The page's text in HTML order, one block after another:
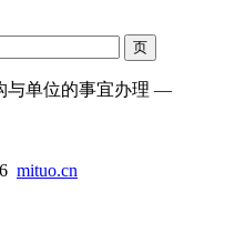
与单位的事宜办理 —
mituo.cn